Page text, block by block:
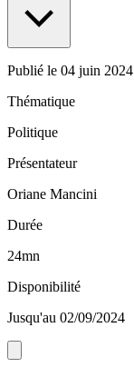
Publié le 04 juin 2024
Thématique
Politique
Présentateur
Oriane Mancini
Durée
24mn
Disponibilité
Jusqu'au 02/09/2024